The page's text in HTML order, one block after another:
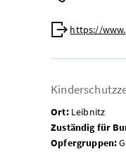
Web:
https://
Ort:Leibnitz
Zuständig für
Opfergruppen: